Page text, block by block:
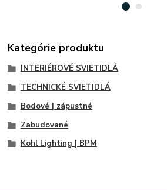
Kategórie produktu
INTERIÉROVÉ SVIETIDLÁ
TECHNICKÉ SVIETIDLÁ
Bodové | zápustné
Zabudované
Kohl Lighting | BPM